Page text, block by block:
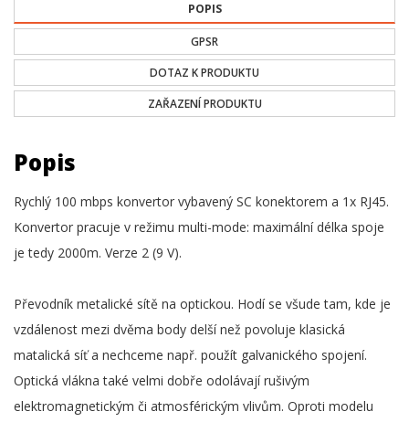
POPIS
GPSR
DOTAZ K PRODUKTU
ZAŘAZENÍ PRODUKTU
Popis
Rychlý 100 mbps konvertor vybavený SC konektorem a 1x RJ45.
Konvertor pracuje v režimu multi-mode: maximální délka spoje
je tedy 2000m. Verze 2 (9 V).
Převodník metalické sítě na optickou. Hodí se všude tam, kde je
vzdálenost mezi dvěma body delší než povoluje klasická
matalická síť a nechceme např. použít galvanického spojení.
Optická vlákna také velmi dobře odolávají rušivým
elektromagnetickým či atmosférickým vlivům. Oproti modelu